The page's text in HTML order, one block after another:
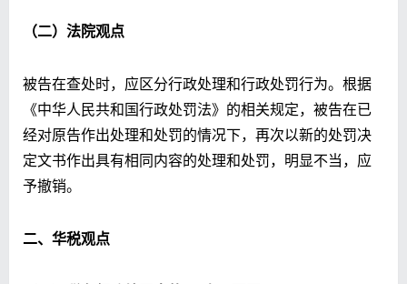
（二）法院观点
被告在查处时，应区分行政处理和行政处罚行为。根据
《中华人民共和国行政处罚法》的相关规定，被告在已
经对原告作出处理和处罚的情况下，再次以新的处罚决
定文书作出具有相同内容的处理和处罚，明显不当，应
予撤销。
二、 华税观点